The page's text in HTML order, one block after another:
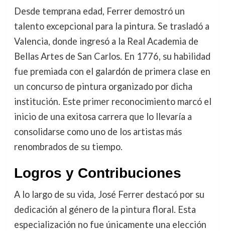
Desde temprana edad, Ferrer demostró un
talento excepcional para la pintura. Se trasladó a
Valencia, donde ingresó a la Real Academia de
Bellas Artes de San Carlos. En 1776, su habilidad
fue premiada con el galardón de primera clase en
un concurso de pintura organizado por dicha
institución. Este primer reconocimiento marcó el
inicio de una exitosa carrera que lo llevaría a
consolidarse como uno de los artistas más
renombrados de su tiempo.
Logros y Contribuciones
A lo largo de su vida, José Ferrer destacó por su
dedicación al género de la pintura floral. Esta
especialización no fue únicamente una elección